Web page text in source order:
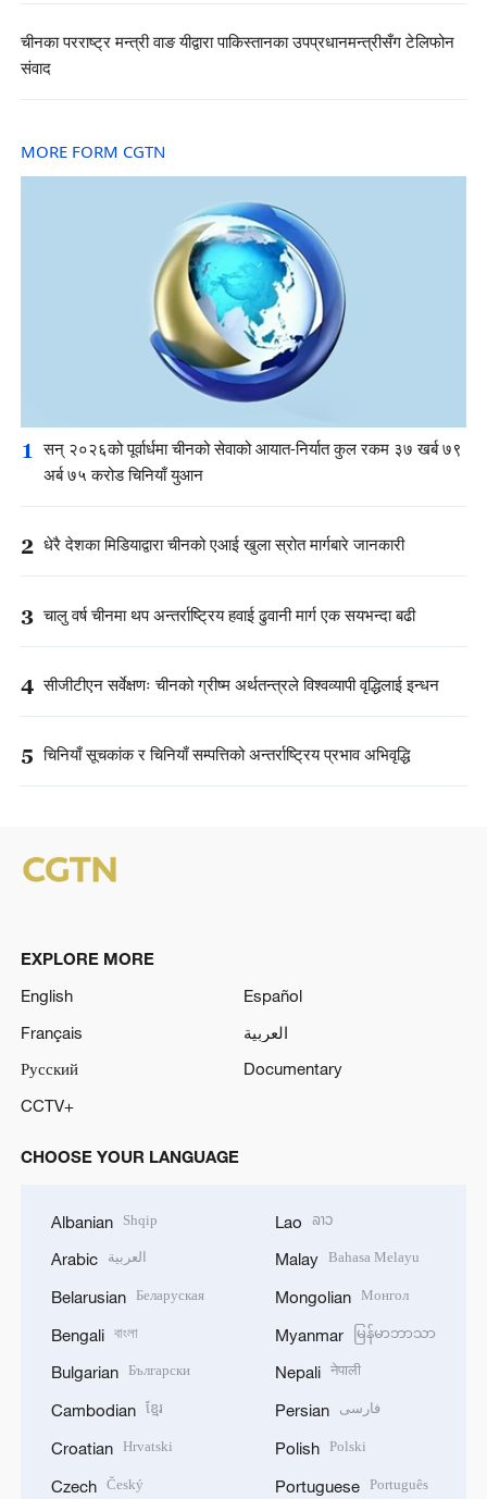
चीनका परराष्ट्र मन्त्री वाङ यीद्वारा पाकिस्तानका उपप्रधानमन्त्रीसँग टेलिफोन
संवाद
MORE FORM CGTN
1 सन् २०२६को पूर्वार्धमा चीनको सेवाको आयात-निर्यात कुल रकम ३७ खर्ब ७९
अर्ब ७५ करोड चिनियाँ युआन
2 धेरै देशका मिडियाद्वारा चीनको एआई खुला स्रोत मार्गबारे जानकारी
3 चालु वर्ष चीनमा थप अन्तर्राष्ट्रिय हवाई ढुवानी मार्ग एक सयभन्दा बढी
4 सीजीटीएन सर्वेक्षणः चीनको ग्रीष्म अर्थतन्त्रले विश्वव्यापी वृद्धिलाई इन्धन
5 चिनियाँ सूचकांक र चिनियाँ सम्पत्तिको अन्तर्राष्ट्रिय प्रभाव अभिवृद्धि
EXPLORE MORE
English
Español
Français
العربية
Русский
Documentary
CCTV+
CHOOSE YOUR LANGUAGE
Albanian Shqip
Arabic العربية
Belarusian Беларуская
Bengali বাংলা
Bulgarian Български
Cambodian ខ្មែរ
Croatian Hrvatski
Czech Český
Lao ລາວ
Malay Bahasa Melayu
Mongolian Монгол
Myanmar မြန်မာဘာသာ
Nepali नेपाली
Persian فارسی
Polish Polski
Portuguese Português